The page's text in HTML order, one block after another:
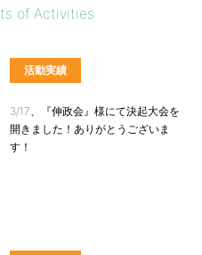
of Activities
活動実績
3/17、『伸政会』様にて決起大会を
開きました！ありがとうございま
す！